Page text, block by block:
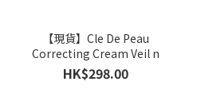
【現貨】Cle De Peau
Correcting Cream Veil n
HK$298.00